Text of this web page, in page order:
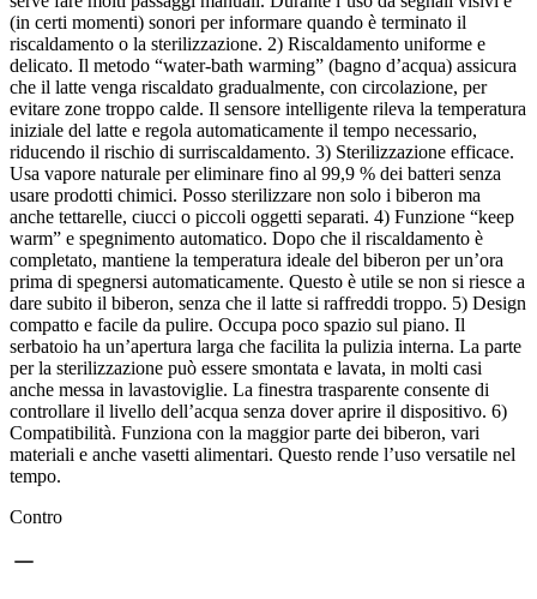
(in certi momenti) sonori per informare quando è terminato il
riscaldamento o la sterilizzazione. 2) Riscaldamento uniforme e
delicato. Il metodo “water-bath warming” (bagno d’acqua) assicura
che il latte venga riscaldato gradualmente, con circolazione, per
evitare zone troppo calde. Il sensore intelligente rileva la temperatura
iniziale del latte e regola automaticamente il tempo necessario,
riducendo il rischio di surriscaldamento. 3) Sterilizzazione efficace.
Usa vapore naturale per eliminare fino al 99,9 % dei batteri senza
usare prodotti chimici. Posso sterilizzare non solo i biberon ma
anche tettarelle, ciucci o piccoli oggetti separati. 4) Funzione “keep
warm” e spegnimento automatico. Dopo che il riscaldamento è
completato, mantiene la temperatura ideale del biberon per un’ora
prima di spegnersi automaticamente. Questo è utile se non si riesce a
dare subito il biberon, senza che il latte si raffreddi troppo. 5) Design
compatto e facile da pulire. Occupa poco spazio sul piano. Il
serbatoio ha un’apertura larga che facilita la pulizia interna. La parte
per la sterilizzazione può essere smontata e lavata, in molti casi
anche messa in lavastoviglie. La finestra trasparente consente di
controllare il livello dell’acqua senza dover aprire il dispositivo. 6)
Compatibilità. Funziona con la maggior parte dei biberon, vari
materiali e anche vasetti alimentari. Questo rende l’uso versatile nel
tempo.
Contro